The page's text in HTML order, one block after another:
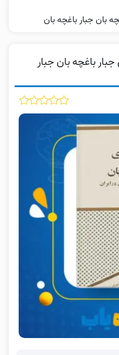
بان جبار باغچه بان
باغچه بان جبار